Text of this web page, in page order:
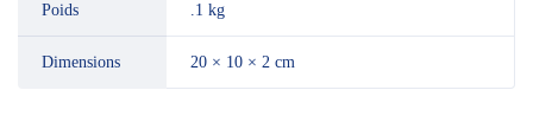
Poids .1 kg
Dimensions 20 × 10 × 2 cm